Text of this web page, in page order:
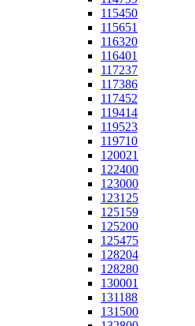
115450
115651
116320
116401
117237
117386
117452
119414
119523
119710
120021
122400
123000
123125
125159
125200
125475
128204
128280
130001
131188
131500